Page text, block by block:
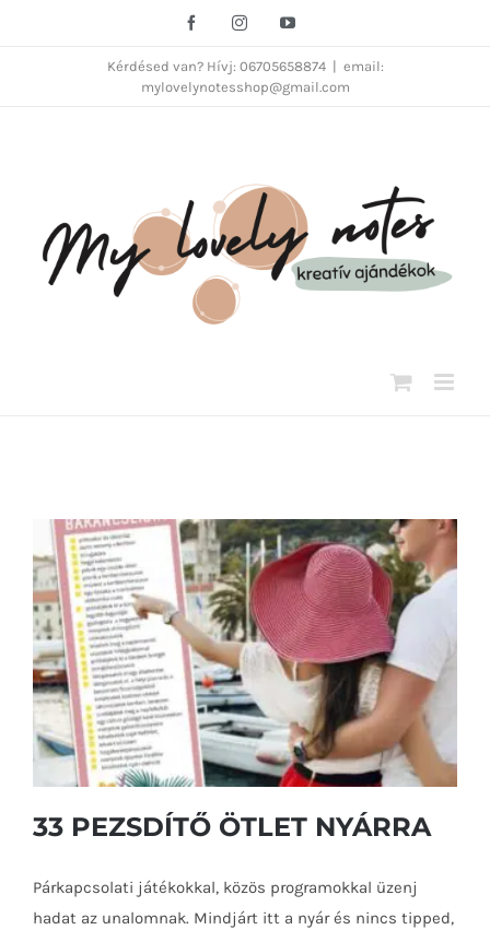
FacebookInstagramYouTube
Kérdésed van? Hívj: 06705658874
email:
mylovelynotesshop@gmail.com
33 PEZSDÍTŐ ÖTLET NYÁRRA
Párkapcsolati játékokkal, közös programokkal üzenj
hadat az unalomnak. Mindjárt itt a nyár és nincs tipped,